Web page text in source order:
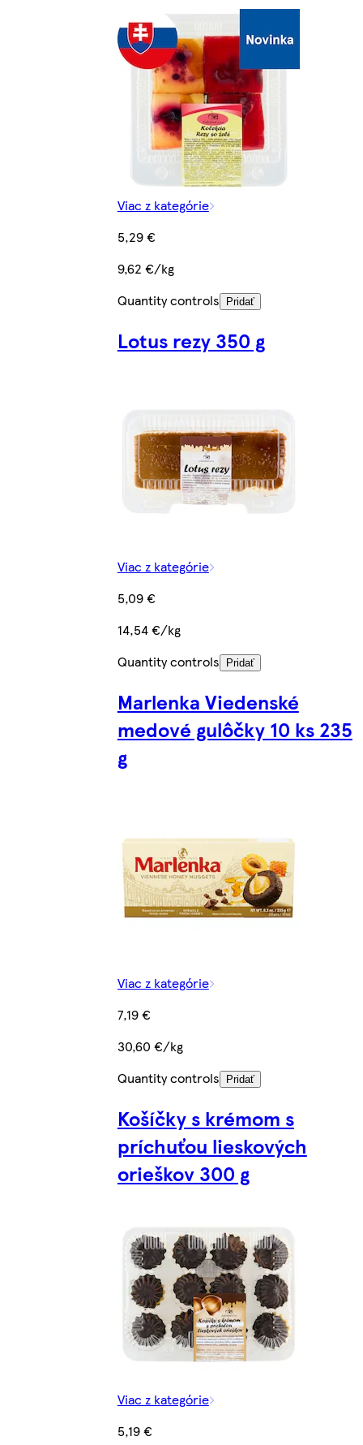
Viac z kategórie
5,29 €
9,62 €/kg
Quantity controls
Pridať
Lotus rezy 350 g
Viac z kategórie
5,09 €
14,54 €/kg
Quantity controls
Pridať
Marlenka Viedenské
medové gulôčky 10 ks 235
g
Viac z kategórie
7,19 €
30,60 €/kg
Quantity controls
Pridať
Košíčky s krémom s
príchuťou lieskových
orieškov 300 g
Viac z kategórie
5,19 €